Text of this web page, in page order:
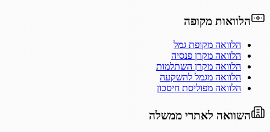
הלוואות מקופה
הלוואה מקופת גמל
הלוואה מקרן פנסיה
הלוואה מקרן השתלמות
הלוואה מגמל להשקעה
הלוואה מפוליסת חיסכון
השוואה לאתרי ממשלה